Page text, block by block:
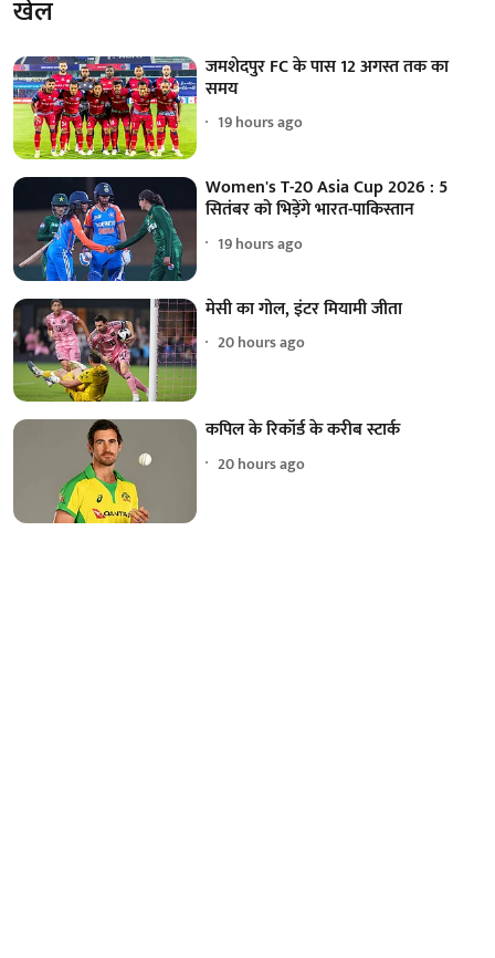
खेल
जमशेदपुर FC के पास 12 अगस्त तक का
समय
19 hours ago
Women's T-20 Asia Cup 2026 : 5
सितंबर को भिड़ेंगे भारत-पाकिस्तान
19 hours ago
मेसी का गोल, इंटर मियामी जीता
20 hours ago
कपिल के रिकॉर्ड के करीब स्टार्क
20 hours ago